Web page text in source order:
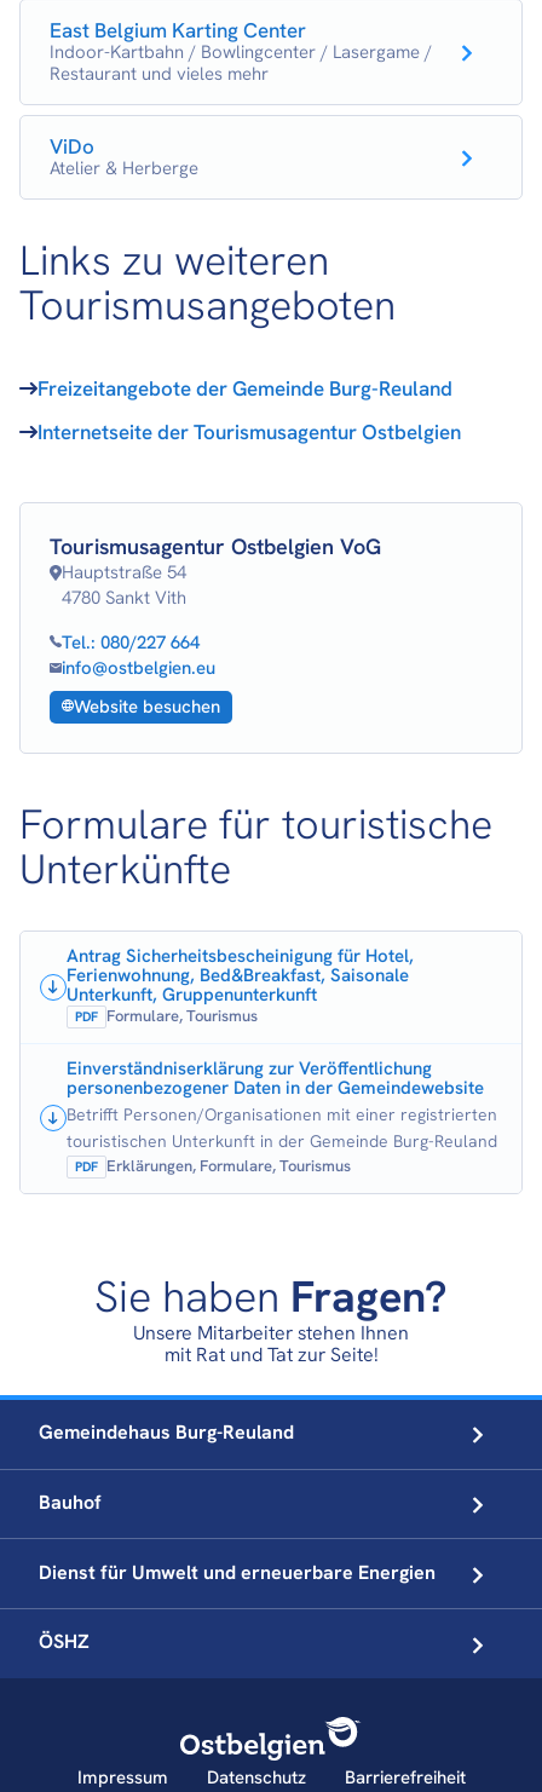
East Belgium Karting Center
Indoor-Kartbahn / Bowlingcenter / Lasergame /
Restaurant und vieles mehr
ViDo
Atelier & Herberge
Links zu weiteren
Tourismusangeboten
Freizeitangebote der Gemeinde Burg-Reuland
Internetseite der Tourismusagentur Ostbelgien
Tourismusagentur Ostbelgien VoG
Hauptstraße 54
4780 Sankt Vith
Tel.: 080/227 664
info@ostbelgien.eu
Website besuchen
Formulare für touristische
Unterkünfte
Antrag Sicherheitsbescheinigung für Hotel,
Ferienwohnung, Bed&Breakfast, Saisonale
Unterkunft, Gruppenunterkunft
Formulare, Tourismus
PDF
Einverständniserklärung zur Veröffentlichung
personenbezogener Daten in der Gemeindewebsite
Betrifft Personen/Organisationen mit einer registrierten
touristischen Unterkunft in der Gemeinde Burg-Reuland
Erklärungen, Formulare, Tourismus
PDF
Sie haben Fragen?
Unsere Mitarbeiter stehen Ihnen
mit Rat und Tat zur Seite!
Gemeindehaus Burg-Reuland
Bauhof
Dienst für Umwelt underneuerbare Energien
ÖSHZ
Impressum Datenschutz Barrierefreiheit